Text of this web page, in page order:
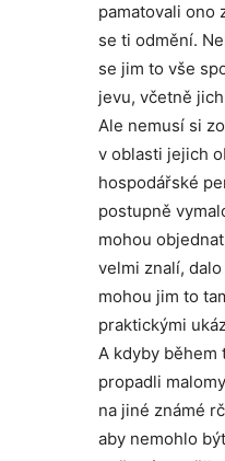
pamatovali ono
se ti odmění.
se jim to vše
jevu, včetně
Ale nemusí si
v oblasti jejich
hospodářské
postupně
mohou
velmi znalí,
mohou jim to
praktickými
A kdyby během
propadli
na jiné známé
aby nemohlo